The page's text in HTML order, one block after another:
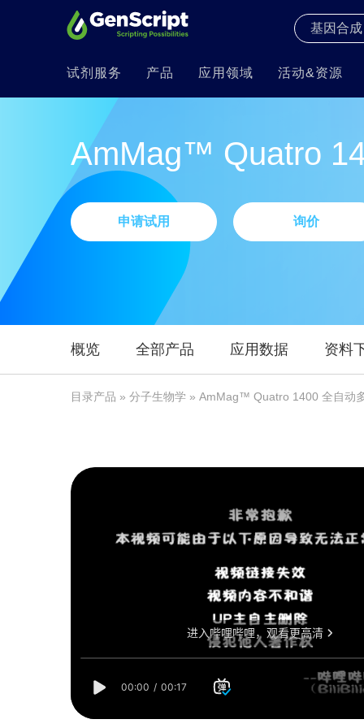
试剂服务 产品 应用领域 活动&资源
AmMag™ Quatro
申请试用 询价
概览 全部产品 应用数据 资料
目录产品 » 分子生物学 » AmMag™ Quatro 1400 全自动